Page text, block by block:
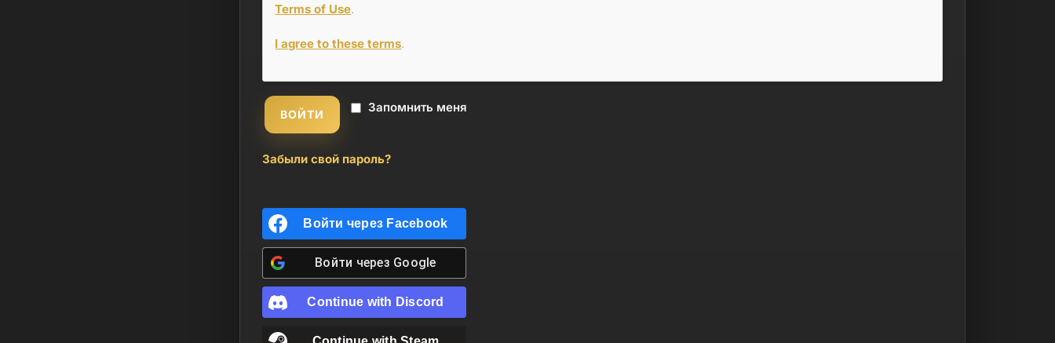
Terms of Use.
I agree to these terms.
Запомнить меня
ВОЙТИ
Забыли свой пароль?
Войти через Facebook
Войти через Google
Continue with Discord